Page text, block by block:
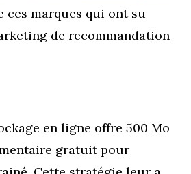
ces marques qui ont su
de recommandation
en ligne offre 500 Mo
gratuit pour